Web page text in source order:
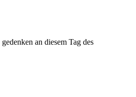
gedenken an diesem Tag des